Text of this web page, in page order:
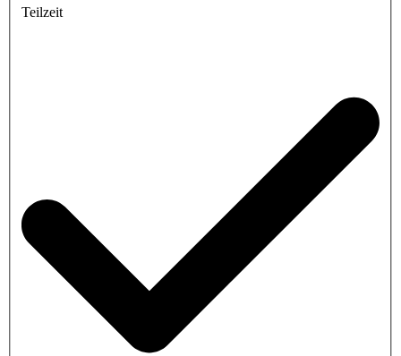
Teilzeit